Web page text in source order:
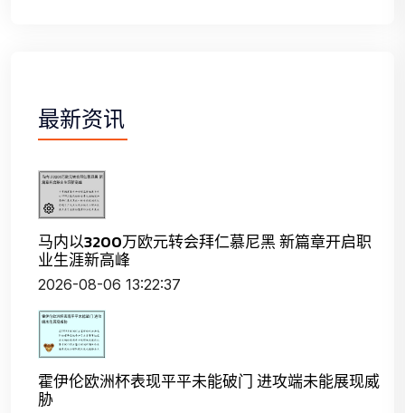
最新资讯
马内以3200万欧元转会拜仁慕尼黑 新篇章开启职
业生涯新高峰
2026-08-06 13:22:37
霍伊伦欧洲杯表现平平未能破门 进攻端未能展现威
胁